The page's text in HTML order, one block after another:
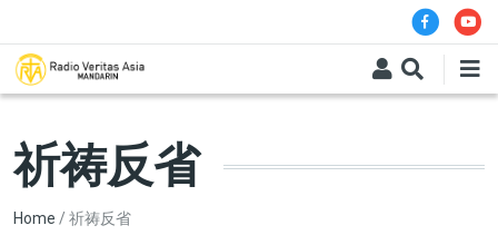
祈祷反省
Breadcrumb
Home 祈祷反省